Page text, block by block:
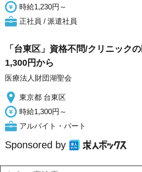
時給1,230円～
正社員 / 派遣社員
「台東区」資格不問/クリニック
1,300円から
医療法人財団湖聖会
東京都 台東区
時給1,300円～
アルバイト・パート
Sponsored by